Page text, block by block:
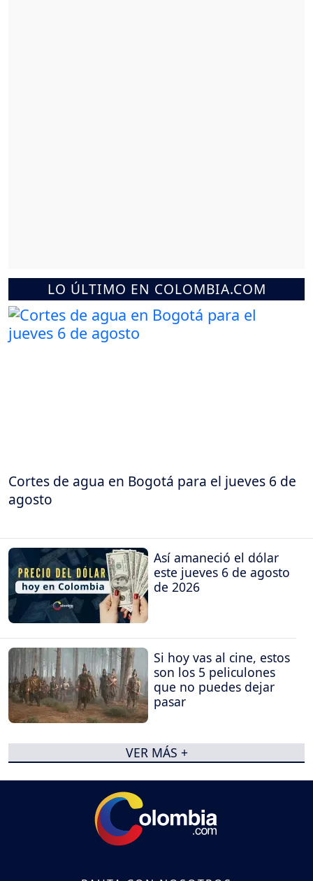
LO ÚLTIMO EN COLOMBIA.COM
Cortes de agua en Bogotá para el jueves 6 de
agosto
Así amaneció el dólar
este jueves 6 de agosto
de 2026
Si hoy vas al cine, estos
son los 5 peliculones
que no puedes dejar
pasar
VER MÁS +